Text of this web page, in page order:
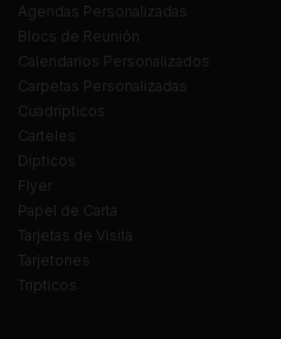
Agendas Personalizadas
Blocs de Reunión
Calendarios Personalizados
Carpetas Personalizadas
Cuadrípticos
Carteles
Dípticos
Flyer
Papel de Carta
Tarjetas de Visita
Tarjetones
Trípticos